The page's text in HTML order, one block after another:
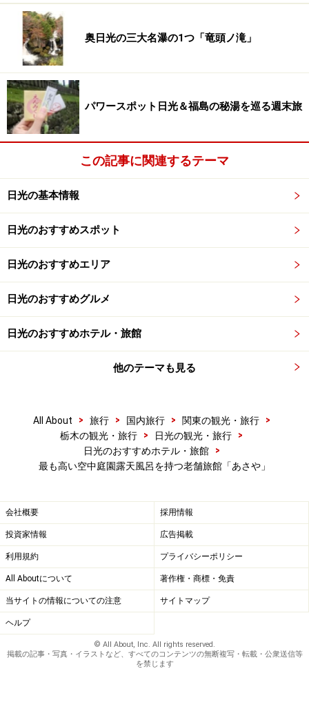
奥日光の三大名瀑の1つ「竜頭ノ滝」
パワースポット日光＆福島の秘湯を巡る週末旅
この記事に関連するテーマ
日光の基本情報
日光のおすすめスポット
日光のおすすめエリア
日光のおすすめグルメ
日光のおすすめホテル・旅館
他のテーマも見る
All About > 旅行 > 国内旅行 > 関東の観光・旅行
>
栃木の観光・旅行
> 日光の観光・旅行
>
日光のおすすめホテル・旅館
>
最も高い空中庭園露天風呂を持つ老舗旅館「あさや」
会社概要 採用情報
投資家情報 広告掲載
利用規約 プライバシーポリシー
All Aboutについて 著作権・商標・免責
当サイトの情報についての注意 サイトマップ
ヘルプ
© All About, Inc. All rights reserved.
掲載の記事・写真・イラストなど、すべてのコンテンツの無断複写・転載・公衆送信等
を禁じます